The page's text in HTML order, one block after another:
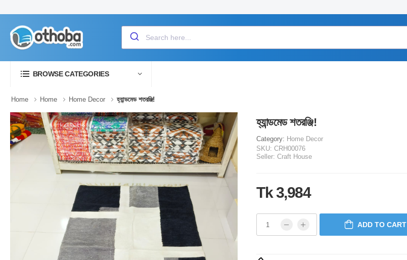
BROWSE CATEGORIES
Home Home Home Decor হ্যান্ডমেড শতরঞ্জি!
হ্যান্ডমেড শতরঞ্জি!
Category: Home Decor
SKU: CRH00076
Seller: Craft House
Tk 3,984
ADD TO CART